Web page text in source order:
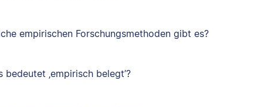
empirischen Forschungsmethoden gibt es?
bedeutet ‚empirisch belegt’?